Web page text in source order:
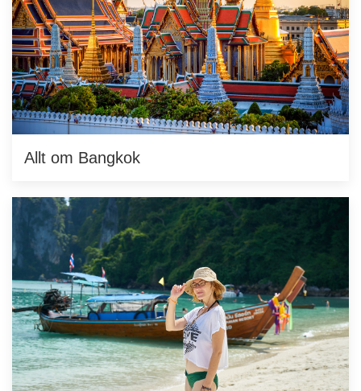
Allt om Bangkok